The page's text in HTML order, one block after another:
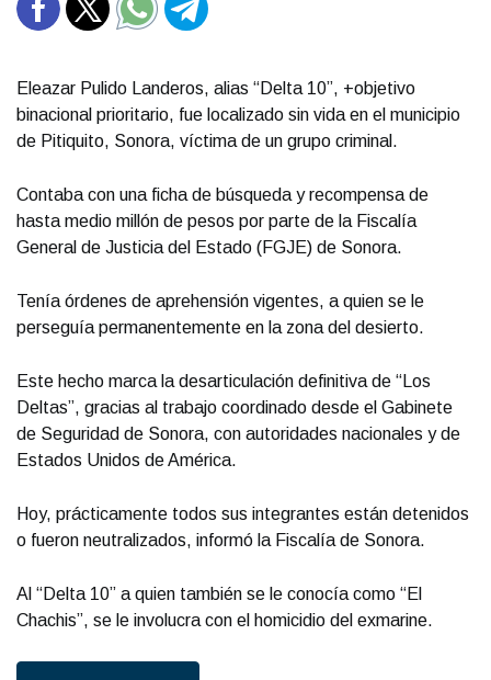
Eleazar Pulido Landeros, alias “Delta 10”, +objetivo
binacional prioritario, fue localizado sin vida en el municipio
de Pitiquito, Sonora, víctima de un grupo criminal.
Contaba con una ficha de búsqueda y recompensa de
hasta medio millón de pesos por parte de la Fiscalía
General de Justicia del Estado (FGJE) de Sonora.
Tenía órdenes de aprehensión vigentes, a quien se le
perseguía permanentemente en la zona del desierto.
Este hecho marca la desarticulación definitiva de “Los
Deltas”, gracias al trabajo coordinado desde el Gabinete
de Seguridad de Sonora, con autoridades nacionales y de
Estados Unidos de América.
Hoy, prácticamente todos sus integrantes están detenidos
o fueron neutralizados, informó la Fiscalía de Sonora.
Al “Delta 10” a quien también se le conocía como “El
Chachis”, se le involucra con el homicidio del exmarine.